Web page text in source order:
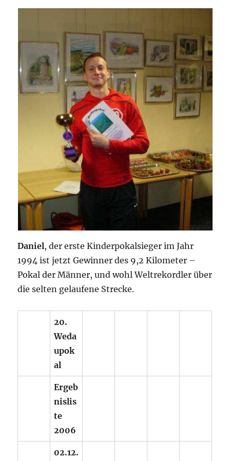
Daniel, der erste Kinderpokalsieger im Jahr
1994 ist jetzt Gewinner des 9,2 Kilometer –
Pokal der Männer, und wohl Weltrekordler über
die selten gelaufene Strecke.
20.
Weda
upok
al
Ergeb
nislis
te
2006
02.12.